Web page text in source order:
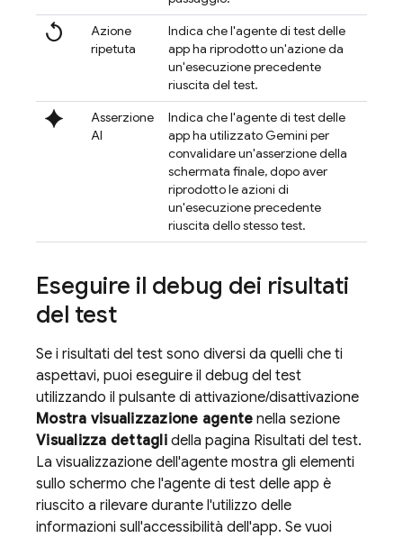
replay
Azione
ripetuta
Indica che l'agente di test delle
app ha riprodotto un'azione da
un'esecuzione precedente
riuscita del test.
spark
Asserzione
AI
Indica che l'agente di test delle
app ha utilizzato Gemini per
convalidare un'asserzione della
schermata finale, dopo aver
riprodotto le azioni di
un'esecuzione precedente
riuscita dello stesso test.
Eseguire il debug dei risultati
del test
Se i risultati del test sono diversi da quelli che ti
aspettavi, puoi eseguire il debug del test
utilizzando il pulsante di attivazione/disattivazione
Mostra visualizzazione agente nella sezione
Visualizza dettaglidella pagina Risultati del test.
La visualizzazione dell'agente mostra gli elementi
sullo schermo che l'agente di test delle app è
riuscito a rilevare durante l'utilizzo delle
informazioni sull'accessibilità dell'app. Se vuoi